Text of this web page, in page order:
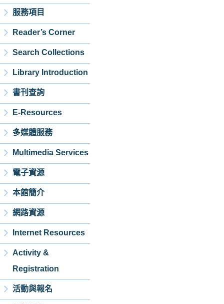
服務項目
Reader’s Corner
Search Collections
Library Introduction
書刊查詢
E-Resources
多媒體服務
Multimedia Services
電子資源
本館簡介
網路資源
Internet Resources
Activity &
Registration
活動與報名